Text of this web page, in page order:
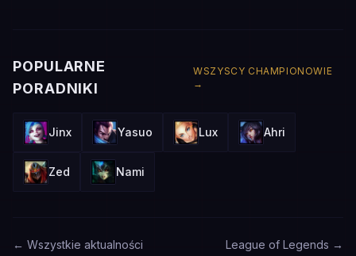
POPULARNE
PORADNIKI
WSZYSCY CHAMPIONOWIE
→
Jinx Yasuo Lux Ahri
Zed Nami
← Wszystkie aktualności League of Legends →